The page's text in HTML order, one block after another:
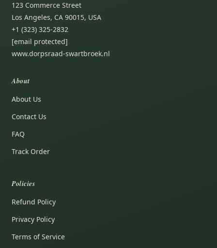
123 Commerce Street
Los Angeles, CA 90015, USA
+1 (323) 325-2832
[email protected]
www.dorpsraad-swartbroek.nl
About
About Us
Contact Us
FAQ
Track Order
Policies
Refund Policy
Privacy Policy
Terms of Service